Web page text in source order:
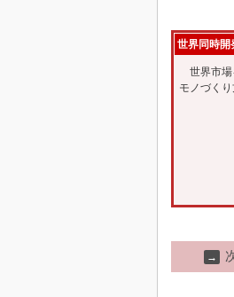
世界同時開
世界市場
モノづく
→